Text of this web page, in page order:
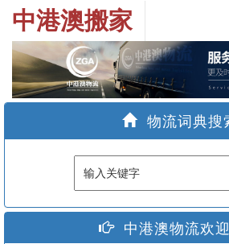
中港澳搬家
物流词典搜
中港澳物流欢迎